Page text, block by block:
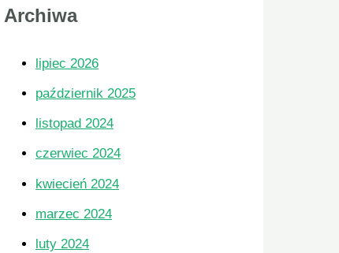
Archiwa
lipiec 2026
październik 2025
listopad 2024
czerwiec 2024
kwiecień 2024
marzec 2024
luty 2024